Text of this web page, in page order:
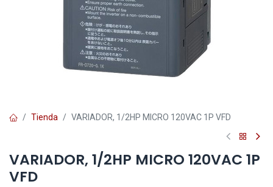
Tienda VARIADOR, 1/2HP MICRO 120VAC 1P VFD
VARIADOR, 1/2HP MICRO 120VAC 1P
VFD